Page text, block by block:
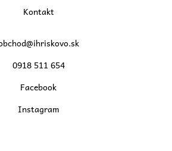
Kontakt
0918 511 654
Facebook
Instagram